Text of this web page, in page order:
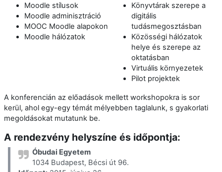
Moodle stílusok
Moodle adminisztráció
MOOC Moodle alapokon
Moodle hálózatok
Könyvtárak szerepe a
digitális
tudásmegosztásban
Közösségi hálózatok
helye és szerepe az
oktatásban
Virtuális környezetek
Pilot projektek
A konferencián az előadások mellett workshopokra is sor
kerül, ahol egy-egy témát mélyebben taglalunk, s gyakorlati
megoldásokat mutatunk be.
A rendezvény helyszíne és időpontja:
Óbudai Egyetem
1034 Budapest, Bécsi út 96.